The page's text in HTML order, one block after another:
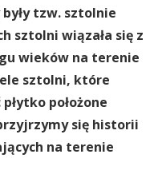
tzw. sztolnie
sztolni wiązała się z
wieków na terenie
sztolni, które
położone
się historii
na terenie